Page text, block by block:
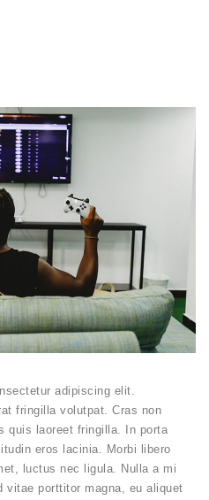
adipiscing elit.
fringilla volutpat. Cras non
quis laoreet fringilla. In porta
eros lacinia. Morbi libero
luctus nec ligula. Nulla a mi
vitae porttitor magna, eu aliquet